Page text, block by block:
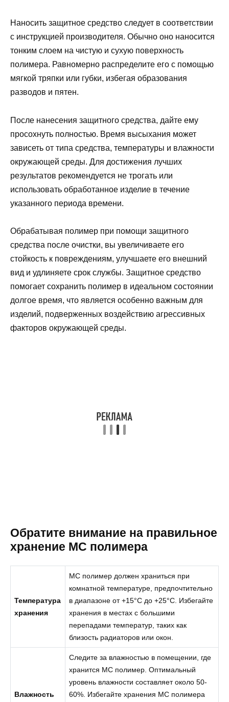
Наносить защитное средство следует в соответствии
с инструкцией производителя. Обычно оно наносится
тонким слоем на чистую и сухую поверхность
полимера. Равномерно распределите его с помощью
мягкой тряпки или губки, избегая образования
разводов и пятен.
После нанесения защитного средства, дайте ему
просохнуть полностью. Время высыхания может
зависеть от типа средства, температуры и влажности
окружающей среды. Для достижения лучших
результатов рекомендуется не трогать или
использовать обработанное изделие в течение
указанного периода времени.
Обрабатывая полимер при помощи защитного
средства после очистки, вы увеличиваете его
стойкость к повреждениям, улучшаете его внешний
вид и удлиняете срок службы. Защитное средство
помогает сохранить полимер в идеальном состоянии
долгое время, что является особенно важным для
изделий, подверженных воздействию агрессивных
факторов окружающей среды.
Обратите внимание на правильное
хранение МС полимера
Температура
хранения
МС полимер должен храниться при
комнатной температуре, предпочтительно
в диапазоне от +15°C до +25°C. Избегайте
хранения в местах с большими
перепадами температур, таких как
близость радиаторов или окон.
Влажность
Следите за влажностью в помещении, где
хранится МС полимер. Оптимальный
уровень влажности составляет около 50-
60%. Избегайте хранения МС полимера